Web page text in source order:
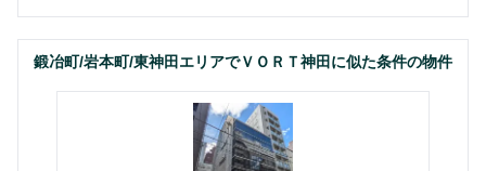
鍛冶町/岩本町/東神田エリアでＶＯＲＴ神田に似た条件の物件